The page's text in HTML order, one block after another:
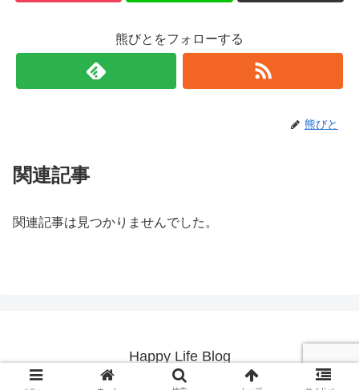
熊びとをフォローする
熊びと
関連記事
関連記事は見つかりませんでした。
Happy Life Blog
© 2019 Happy Life Blog.